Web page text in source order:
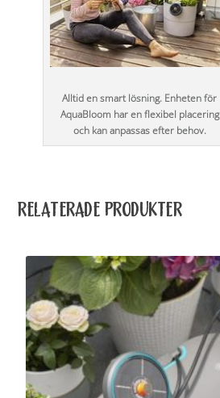
Alltid en smart lösning. Enheten för
AquaBloom har en flexibel placering
och kan anpassas efter behov.
RELATERADE PRODUKTER